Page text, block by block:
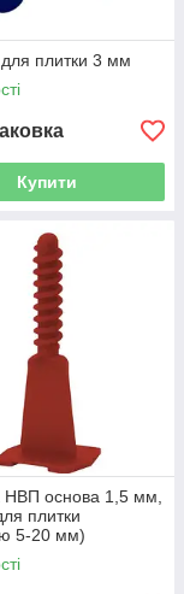
для плитки 3 мм
Купити
НВП основа 1,5 мм,
плитки
5-20 мм)